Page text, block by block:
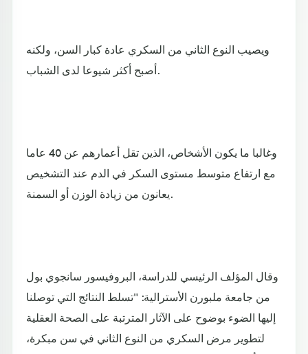
ويصيب النوع الثاني من السكري عادة كبار السن، ولكنه
أصبح أكثر شيوعا لدى الشباب.
وغالبا ما يكون الأشخاص، الذين تقل أعمارهم عن 40 عاما
مع ارتفاع متوسط مستوى السكر في الدم عند التشخيص
يعانون من زيادة الوزن أو السمنة.
وقال المؤلف الرئيسي للدراسة، البروفيسور سانجوي بول
من جامعة ملبورن الأسترالية: "تسلط النتائج التي توصلنا
إليها الضوء بوضوح على الآثار المترتبة على الصحة العقلية
لتطوير مرض السكري من النوع الثاني في سن مبكرة،